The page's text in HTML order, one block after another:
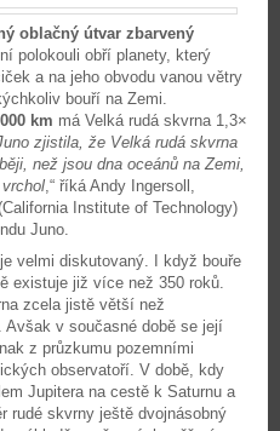
oblačný útvar zbarvený
polokouli obří planety, který
a na jeho obvodu vanou větry
bouří na Zemi.
km má Velká rudá skvrna 1,3×
zjistila, že Velká rudá skvrna
než jsou dna oceánů na Zemi,
,“ říká Andy Ingersoll,
Institute of Technology)
Juno.
velmi diskutovaný. I když bouře
existuje již více než 350 roků.
zcela jistě větší než
Avšak v současné době se její
z průzkumu pozemními
observatoří. V době, kdy
Jupitera na cestě k Saturnu a
rudé skvrny ještě dvojnásobný